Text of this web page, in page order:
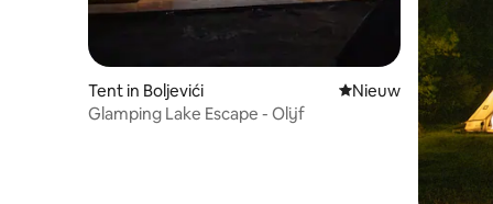
Tent in Boljevići Nieuwe
Nieuw
Glamping Lake Escape - Olijf